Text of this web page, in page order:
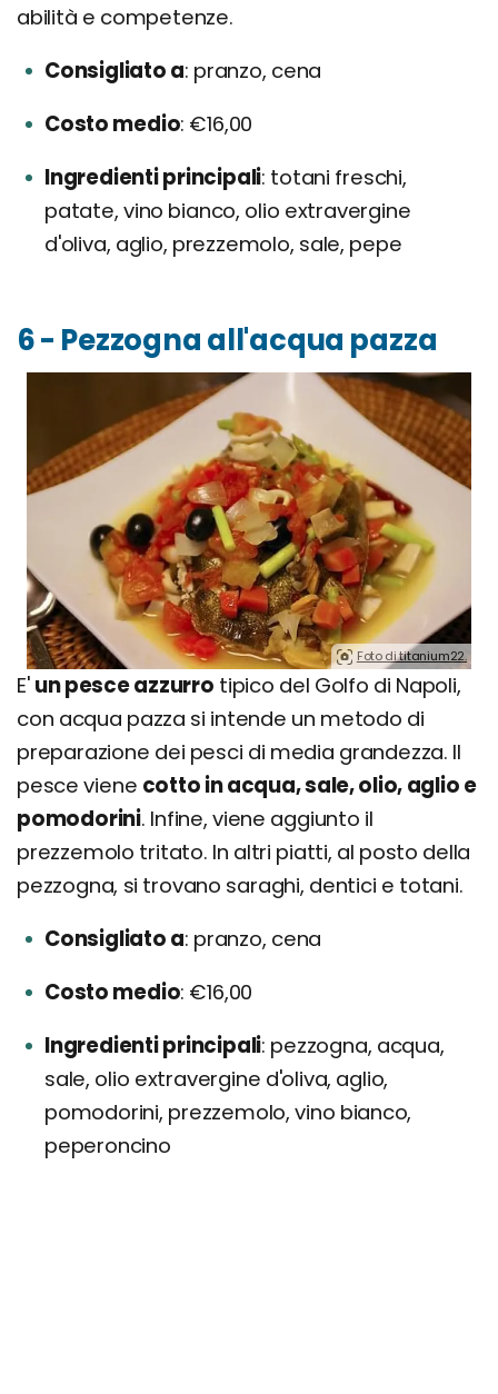
abilità e competenze.
Consigliato a pranzo, cena
Costo medio €16,00
Ingredienti principali totani freschi,
patate, vino bianco, olio extravergine
d'oliva, aglio, prezzemolo, sale, pepe
6 - Pezzogna all'acqua pazza
Foto di titanium22.
E' un pesce azzurro tipico del Golfo di Napoli,
con acqua pazza si intende un metodo di
preparazione dei pesci di media grandezza. Il
pesce viene cotto in acqua, sale, olio, aglio e
pomodorini. Infine, viene aggiunto il
prezzemolo tritato. In altri piatti, al posto della
pezzogna, si trovano saraghi, dentici e totani.
Consigliato a pranzo, cena
Costo medio €16,00
Ingredienti principali pezzogna, acqua,
sale, olio extravergine d'oliva, aglio,
pomodorini, prezzemolo, vino bianco,
peperoncino